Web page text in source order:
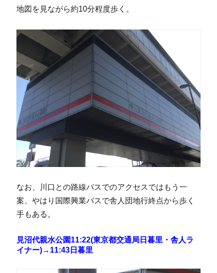
地図を見ながら約10分程度歩く。
なお、川口との路線バスでのアクセスではもう一
案、やはり国際興業バスで舎人団地行終点から歩く
手もある。
見沼代親水公園11:22(東京都交通局日暮里・舎人ラ
イナー)→11:43日暮里